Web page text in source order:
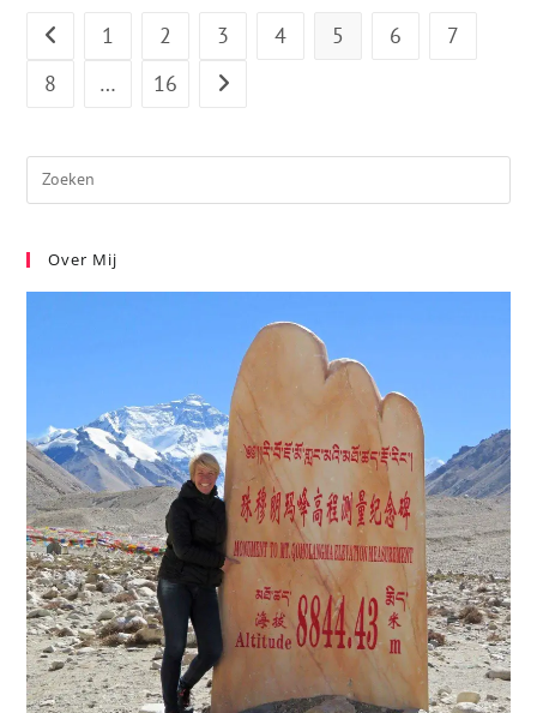
1 2 3 4 5 6
7
8
… 16
Over Mij